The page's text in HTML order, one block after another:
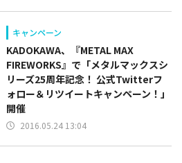
キャンペーン
KADOKAWA、『METAL MAX
FIREWORKS』で「メタルマックスシ
リーズ25周年記念！ 公式Twitterフ
ォロー＆リツイートキャンペーン！」
開催
2016.05.24 13:04